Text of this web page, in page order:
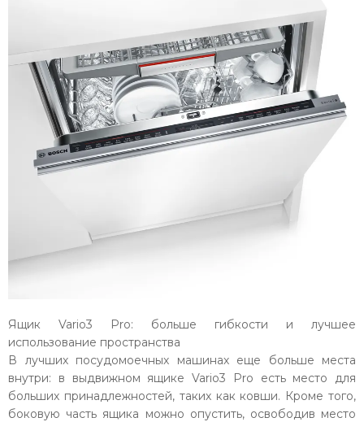
Ящик Vario3 Pro: больше гибкости и лучшее
использование пространства
В лучших посудомоечных машинах еще больше места
внутри: в выдвижном ящике Vario3 Pro есть место для
больших принадлежностей, таких как ковши. Кроме того,
боковую часть ящика можно опустить, освободив место